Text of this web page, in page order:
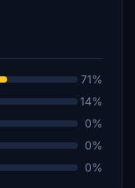
71%
14%
0%
0%
0%